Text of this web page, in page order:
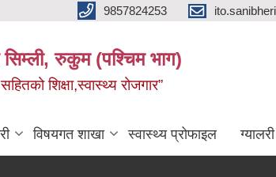
9857824253
सिम्ली, रुकुम (पश्चिम भाग)
शिक्षा,स्वास्थ्य रोजगार”
विषयगत शाखा स्वास्थ्य प्रोफाइल ग्यालरी